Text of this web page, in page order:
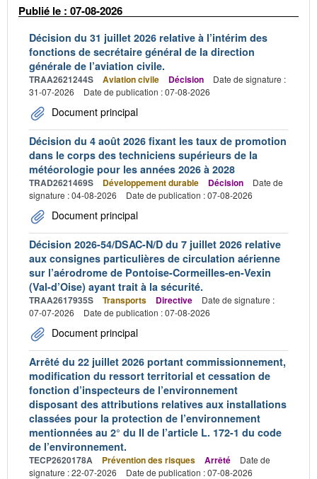
Publié le : 07-08-2026
Décision du 31 juillet 2026 relative à l’intérim des
fonctions de secrétaire général de la direction
générale de l’aviation civile.
TRAA2621244S Aviation civile Décision
Date de signature :
31-07-2026
Date de publication : 07-08-2026
Document principal
Décision du 4 août 2026 fixant les taux de promotion
dans le corps des techniciens supérieurs de la
météorologie pour les années 2026 à 2028
TRAD2621469S Développement durable Décision
Date de
signature : 04-08-2026
Date de publication : 07-08-2026
Document principal
Décision 2026-54/DSAC-N/D du 7 juillet 2026 relative
aux consignes particulières de circulation aérienne
sur l’aérodrome de Pontoise-Cormeilles-en-Vexin
(Val-d’Oise) ayant trait à la sécurité.
TRAA2617935S Transports Directive
Date de signature :
07-07-2026
Date de publication : 07-08-2026
Document principal
Arrêté du 22 juillet 2026 portant commissionnement,
modification du ressort territorial et cessation de
fonction d’inspecteurs de l’environnement
disposant des attributions relatives aux installations
classées pour la protection de l’environnement
mentionnées au 2° du II de l’article L. 172-1 du code
de l’environnement.
TECP2620178A Prévention des risques Arrêté
Date de
signature : 22-07-2026
Date de publication : 07-08-2026